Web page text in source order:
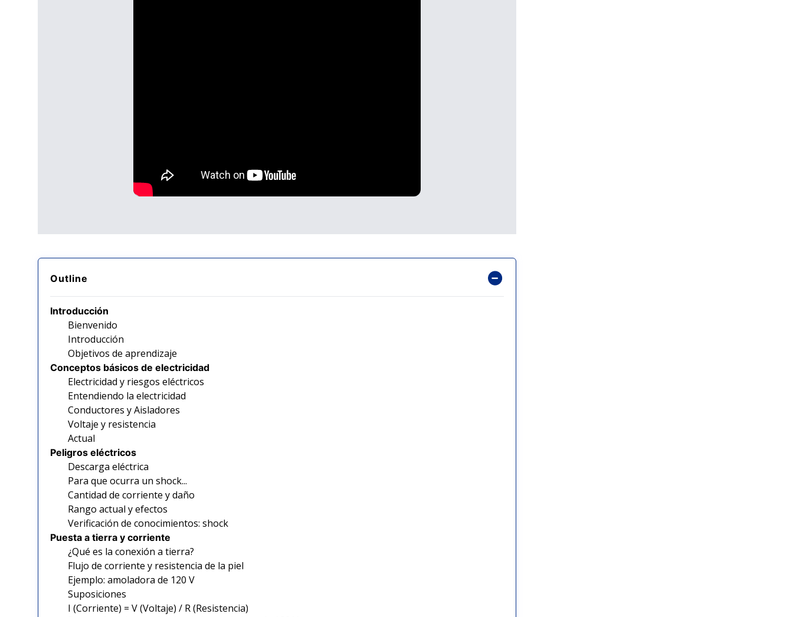
Outline
Introducción
Bienvenido
Introducción
Objetivos de aprendizaje
Conceptos básicos de electricidad
Electricidad y riesgos eléctricos
Entendiendo la electricidad
Conductores y Aisladores
Voltaje y resistencia
Actual
Peligros eléctricos
Descarga eléctrica
Para que ocurra un shock...
Cantidad de corriente y daño
Rango actual y efectos
Verificación de conocimientos: shock
Puesta a tierra y corriente
¿Qué es la conexión a tierra?
Flujo de corriente y resistencia de la piel
Ejemplo: amoladora de 120 V
Suposiciones
I (Corriente) = V (Voltaje) / R (Resistencia)